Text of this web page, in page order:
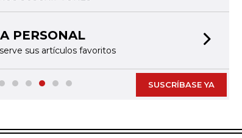
PERSONAL
sus artículos favoritos
SUSCRÍBASE YA